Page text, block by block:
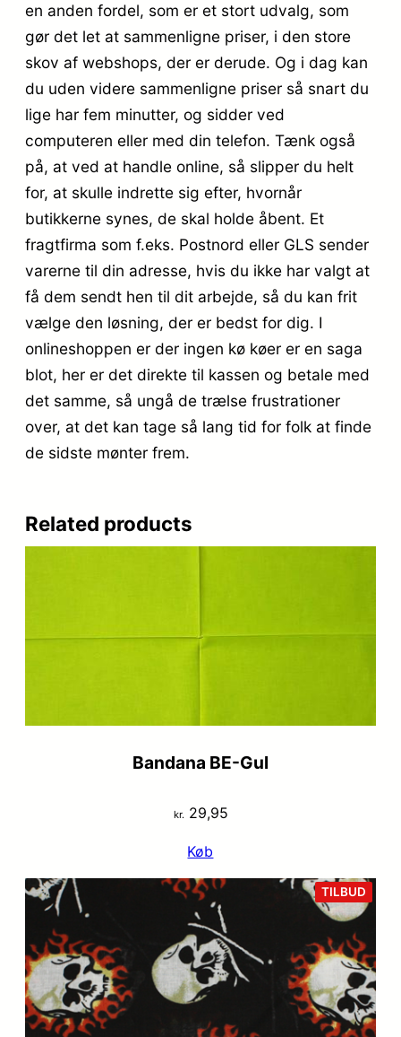
en anden fordel, som er et stort udvalg, som
gør det let at sammenligne priser, i den store
skov af webshops, der er derude. Og i dag kan
du uden videre sammenligne priser så snart du
lige har fem minutter, og sidder ved
computeren eller med din telefon. Tænk også
på, at ved at handle online, så slipper du helt
for, at skulle indrette sig efter, hvornår
butikkerne synes, de skal holde åbent. Et
fragtfirma som f.eks. Postnord eller GLS sender
varerne til din adresse, hvis du ikke har valgt at
få dem sendt hen til dit arbejde, så du kan frit
vælge den løsning, der er bedst for dig. I
onlineshoppen er der ingen kø køer er en saga
blot, her er det direkte til kassen og betale med
det samme, så ungå de trælse frustrationer
over, at det kan tage så lang tid for folk at finde
de sidste mønter frem.
Related products
Bandana BE-Gul
kr. 29,95
Køb
TILBUD
PÅ